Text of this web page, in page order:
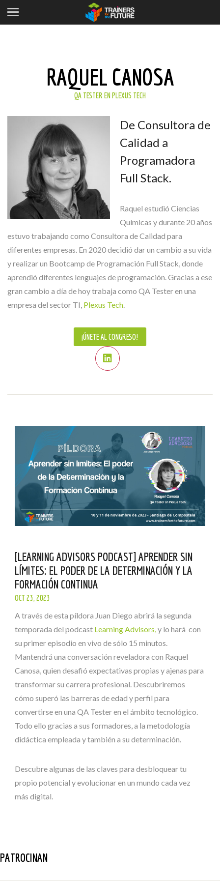
RAQUEL CANOSA
QA TESTER EN PLEXUS TECH
De Consultora de
Calidad a
Programadora
Full Stack.
Raquel estudió Ciencias
Químicas y durante 20 años
estuvo trabajando como Consultora de Calidad para
diferentes empresas. En 2020 decidió dar un cambio a su vida
y realizar un Bootcamp de Programación Full Stack, donde
aprendió diferentes lenguajes de programación. Gracias a ese
gran cambio a día de hoy trabaja como QA Tester en una
empresa del sector TI, Plexus Tech.
¡ÚNETE AL CONGRESO!
[LEARNING ADVISORS PODCAST] APRENDER SIN
LÍMITES: EL PODER DE LA DETERMINACIÓN Y LA
FORMACIÓN CONTINUA
OCT 23, 2023
A través de esta píldora Juan Diego abrirá la segunda
temporada del podcast Learning Advisors,y lo hará con
su primer episodio en vivo de sólo 15 minutos.
Mantendrá una conversación reveladora con Raquel
Canosa, quien desafió expectativas propias y ajenas para
transformar su carrera profesional. Descubriremos
cómo superó las barreras de edad y perfil para
convertirse en una QA Tester en el ámbito tecnológico.
Todo ello gracias a sus formadores, a la metodología
didáctica empleada y también a su determinación.
Descubre algunas de las claves para desbloquear tu
propio potencial y evolucionar en un mundo cada vez
más digital.
PATROCINAN